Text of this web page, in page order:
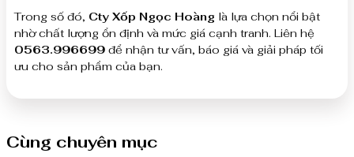
Trong số đó, Cty Xốp Ngọc Hoàng là lựa chọn nổi bật
nhờ chất lượng ổn định và mức giá cạnh tranh. Liên hệ
0563.996699 để nhận tư vấn, báo giá và giải pháp tối
ưu cho sản phẩm của bạn.
Cùng chuyên mục